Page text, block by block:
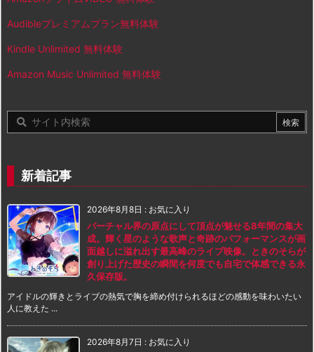
Audibleプレミアムプラン無料体験
Kindle Unlimited 無料体験
Amazon Music Unlimited 無料体験
新着記事
2026年8月8日 : お気に入り
バーチャル界の原点にして頂点が魅せる8年間の集大
成。輝く星のような歌声と奇跡のパフォーマンスが画
面越しに溢れ出す最高峰のライブ映像。ときのそらが
創り上げた歴史の瞬間を何度でも自宅で体感できる永
久保存版。
アイドルの輝きとライブの熱気で胸を締め付けられるほどの感動を味わいたい
人に教えた ...
2026年8月7日 : お気に入り